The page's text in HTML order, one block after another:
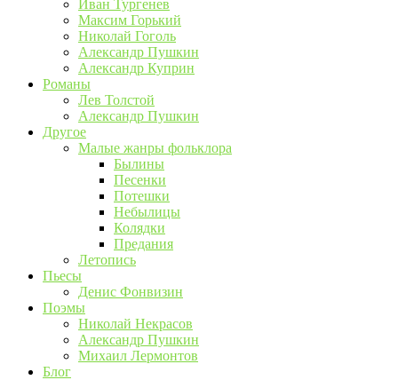
Иван Тургенев
Максим Горький
Николай Гоголь
Александр Пушкин
Александр Куприн
Романы
Лев Толстой
Александр Пушкин
Другое
Малые жанры фольклора
Былины
Песенки
Потешки
Небылицы
Колядки
Предания
Летопись
Пьесы
Денис Фонвизин
Поэмы
Николай Некрасов
Александр Пушкин
Михаил Лермонтов
Блог